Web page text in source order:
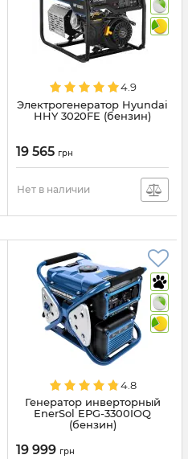
4.9
Электрогенератор Hyundai
HHY 3020FE (бензин)
19 565 грн
Нет в наличии
4.8
Генератор инверторный
EnerSol EPG-3300IOQ
(бензин)
19 999 грн